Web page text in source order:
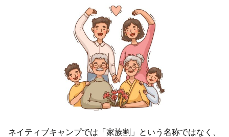
ネイティブキャンプでは「家族割」という名称ではなく、